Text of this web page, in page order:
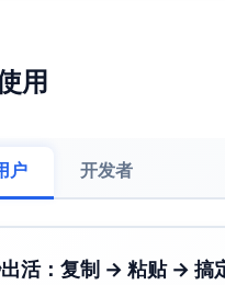
渠道/投放：多平台分销、SEO
消费偏好/场景（北美）：耐用
来源：以上均为用户提供信息；
用
户 开发者
活：复制 → 粘贴 → 搞